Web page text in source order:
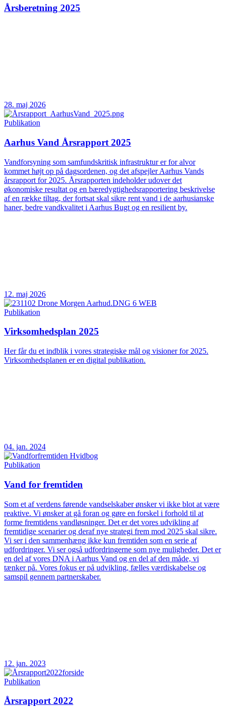
Årsberetning 2025
28. maj 2026
Publikation
Aarhus Vand Årsrapport 2025
Vandforsyning som samfundskritisk infrastruktur er for alvor
kommet højt op på dagsordenen, og det afspejler Aarhus Vands
årsrapport for 2025. Årsrapporten indeholder udover det
økonomiske resultat og en bæredygtighedsrapportering beskrivelse
af en række tiltag, der fortsat skal sikre rent vand i de aarhusianske
haner, bedre vandkvalitet i Aarhus Bugt og en resilient by.
12. maj 2026
Publikation
Virksomhedsplan 2025
Her får du et indblik i vores strategiske mål og visioner for 2025.
Virksomhedsplanen er en digital publikation.
04. jan. 2024
Publikation
Vand for fremtiden
Som et af verdens førende vandselskaber ønsker vi ikke blot at være
reaktive. Vi ønsker at gå foran og gøre en forskel i forhold til at
forme fremtidens vandløsninger. Det er det vores udvikling af
fremtidige scenarier og deraf nye strategi frem mod 2025 skal sikre.
Vi ser i den sammenhæng ikke kun fremtiden som en serie af
udfordringer. Vi ser også udfordringerne som nye muligheder. Det er
en del af vores DNA i Aarhus Vand og en del af den måde, vi
tænker på. Vores fokus er på udvikling, fælles værdiskabelse og
samspil gennem partnerskaber.
12. jan. 2023
Publikation
Årsrapport 2022